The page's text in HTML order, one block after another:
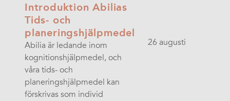
Introduktion Abilias
Tids- och
planeringshjälpmedel
Abilia är ledande inom
kognitionshjälpmedel, och
våra tids- och
planeringshjälpmedel kan
förskrivas som individ
26 augusti